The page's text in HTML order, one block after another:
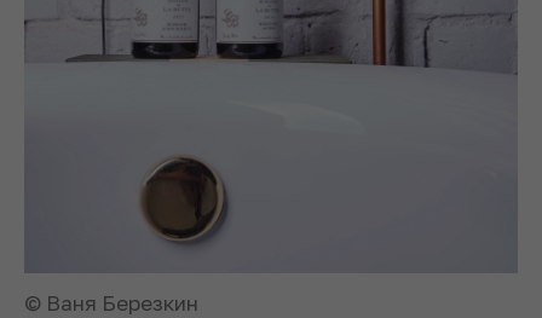
© Ваня Березкин